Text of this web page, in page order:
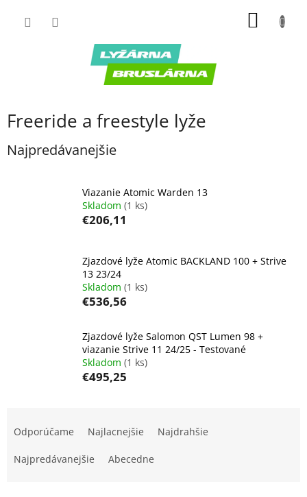
Freeride a freestyle lyže
Najpredávanejšie
Viazanie Atomic Warden 13
Skladom (1 ks)
€206,11
Zjazdové lyže Atomic BACKLAND 100 + Strive
13 23/24
Skladom (1 ks)
€536,56
Zjazdové lyže Salomon QST Lumen 98 +
viazanie Strive 11 24/25 - Testované
Skladom (1 ks)
€495,25
Odporúčame Najlacnejšie Najdrahšie
Najpredávanejšie Abecedne